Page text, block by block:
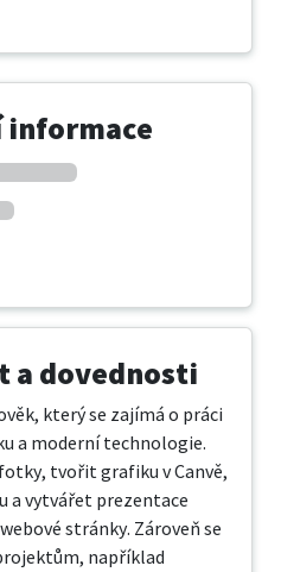
a dovednosti
který se zajímá o práci
a moderní technologie.
tvořit grafiku v Canvě,
a vytvářet prezentace
stránky. Zároveň se
například